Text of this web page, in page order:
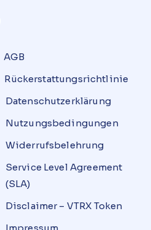
AGB
Rückerstattungsrichtlinie
Datenschutz­erklärung
Nutzungsbedingungen
Widerrufsbelehrung
Service Level Agreement
(SLA)
Disclaimer – VTRX Token